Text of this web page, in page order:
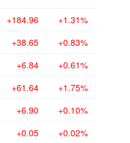
+184.96 +1.31%
+38.65 +0.83%
+6.84 +0.61%
+61.64 +1.75%
+6.90 +0.10%
+0.05 +0.02%